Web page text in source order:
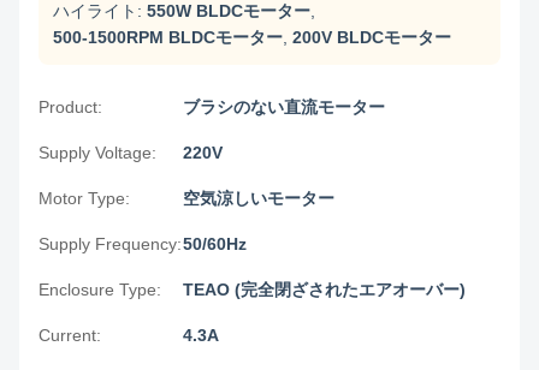
ハイライト: 550W BLDCモーター
500-1500RPM BLDCモーター 200V BLDCモーター
Product: ブラシのない直流モーター
Supply Voltage: 220V
Motor Type: 空気涼しいモーター
Supply Frequency:50/60Hz
Enclosure Type: TEAO (完全閉ざされたエアオーバー)
Current: 4.3A